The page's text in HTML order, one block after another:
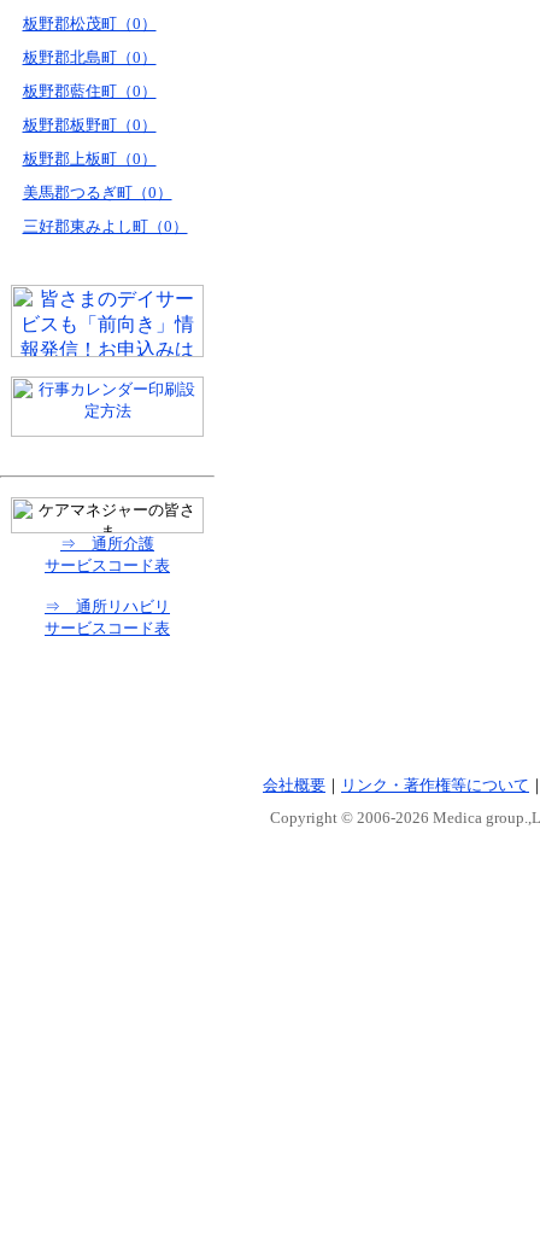
板野郡松茂町（0）
板野郡北島町（0）
板野郡藍住町（0）
板野郡板野町（0）
板野郡上板町（0）
美馬郡つるぎ町（0）
三好郡東みよし町（0）
⇒ 通所介護
サービスコード表
⇒ 通所リハビリ
サービスコード表
会社概要 ｜ リンク・著作権等について
Copyright © 2006-2026 Medica